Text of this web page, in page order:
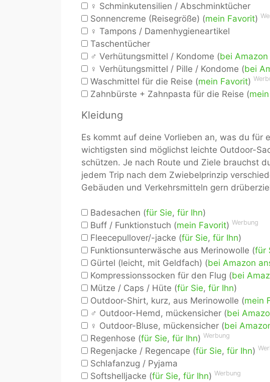
♀ Schminkutensilien / Abschminktücher
Sonnencreme (Reisegröße) (mein Favorit)
♀ Tampons / Damenhygieneartikel
Taschentücher
♂ Verhütungsmittel / Kondome (bei
♀ Verhütungsmittel / Pille / Kondome (bei
Waschmittel für die Reise (mein Favorit)
Zahnbürste + Zahnpasta für die Reise (
Kleidung
Es kommt auf deine Vorlieben an, was du für
wichtigsten sind möglichst leichte Outdoor-
schützen. Je nach Route und Ziele brauchst
jedem Trip nach dem Zwiebelprinzip
Gebäuden und Verkehrsmitteln gern
Badesachen (für Sie, für Ihn)
Buff / Funktionstuch (mein Favorit) Werbung
Fleecepullover/-jacke (für Sie, für Ihn)
Funktionsunterwäsche aus Merinowolle (für
Gürtel (leicht, mit Geldfach) (bei Amazon
Kompressionssocken für den Flug (bei
Mütze / Caps / Hüte (für Sie, für Ihn)
Outdoor-Shirt, kurz, aus Merinowolle (mein
♂ Outdoor-Hemd, mückensicher (bei
♀ Outdoor-Bluse, mückensicher (bei
Regenhose (für Sie, für Ihn) Werbung
Regenjacke / Regencape (für Sie, für Ihn)
Schlafanzug / Pyjama
Softshelljacke (für Sie, für Ihn) Werbung